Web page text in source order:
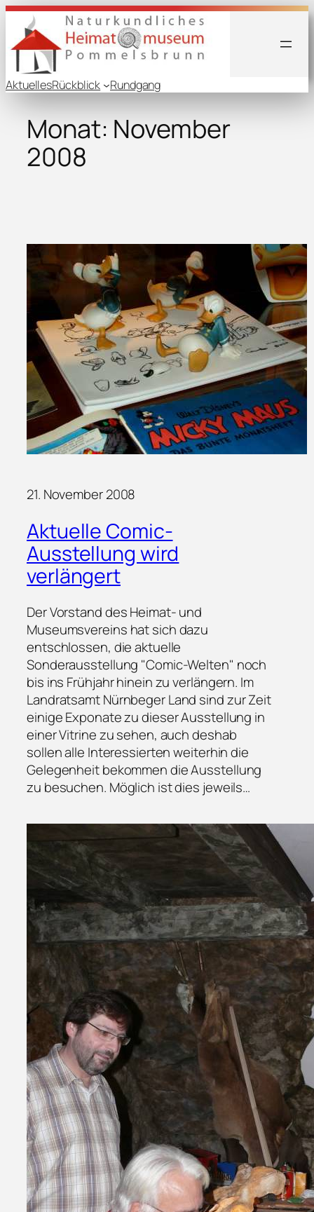
Zum
Inhalt
springen
AktuellesRückblick Rundgang
Monat: November
2008
21. November 2008
Aktuelle Comic-
Ausstellung wird
verlängert
Der Vorstand des Heimat- und
Museumsvereins hat sich dazu
entschlossen, die aktuelle
Sonderausstellung "Comic-Welten" noch
bis ins Frühjahr hinein zu verlängern. Im
Landratsamt Nürnbeger Land sind zur Zeit
einige Exponate zu dieser Ausstellung in
einer Vitrine zu sehen, auch deshab
sollen alle Interessierten weiterhin die
Gelegenheit bekommen die Ausstellung
zu besuchen. Möglich ist dies jeweils…